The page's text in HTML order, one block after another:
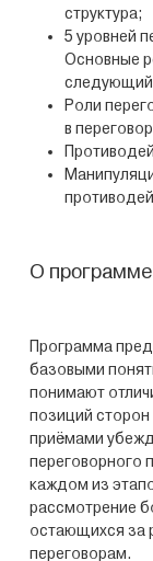
структура;
5 уровней
Основные
следующий
Роли
в
О
Программа
базовыми
понимают
позиций
приёмами
переговорного
каждом из
рассмотрение
остающихся за
переговорам.